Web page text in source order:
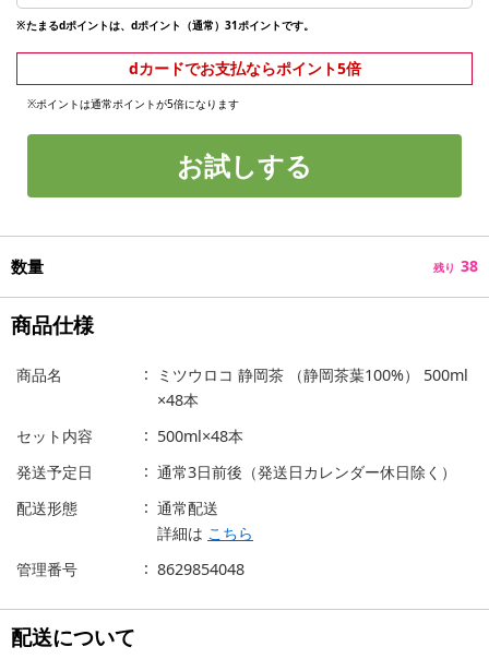
※たまるdポイントは、dポイント（通常）31ポイントです。
dカードでお支払ならポイント5倍
※ポイントは通常ポイントが5倍になります
お試しする
数量 残り 38
商品仕様
商品名
ミツウロコ 静岡茶 （静岡茶葉100%） 500ml
×48本
セット内容
500ml×48本
発送予定日
通常3日前後（発送日カレンダー休日除く）
配送形態
通常配送
詳細は こちら
管理番号
8629854048
配送について